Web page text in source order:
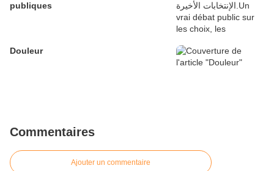
publiques
Douleur
Commentaires
Ajouter un commentaire